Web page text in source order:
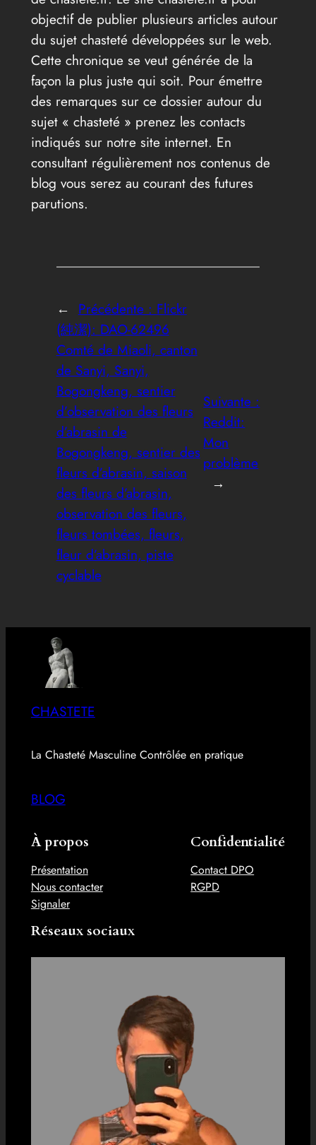
objectif de publier plusieurs articles autour
du sujet chasteté développées sur le web.
Cette chronique se veut générée de la
façon la plus juste qui soit. Pour émettre
des remarques sur ce dossier autour du
sujet « chasteté » prenez les contacts
indiqués sur notre site internet. En
consultant régulièrement nos contenus de
blog vous serez au courant des futures
parutions.
← Précédente : Flickr
(純潔): DAO-62496
Comté de Miaoli, canton
de Sanyi, Sanyi,
Bogongkeng, sentier
d’observation des fleurs
d’abrasin de
Bogongkeng, sentier des
fleurs d’abrasin, saison
des fleurs d’abrasin,
observation des fleurs,
fleurs tombées, fleurs,
fleur d’abrasin, piste
cyclable
Suivante :
Reddit:
Mon
problème
→
CHASTETE
La Chasteté Masculine Contrôlée en pratique
BLOG
À propos
Présentation
Nous contacter
Signaler
Confidentialité
Contact DPO
RGPD
Réseaux sociaux